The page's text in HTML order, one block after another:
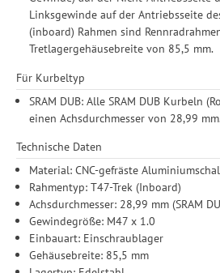
Informationen zu den einzelnen
und der Speicherdauer finden Sie
Einwilligung ist freiwillig, für die
Einwilligung unter Einstellungen
Drittanbieter erteilen und jederzeit für
Linksgewinde auf der Antriebsseite
(inboard) Rahmen sind
Tretlagergehäusebreite von 85,5 mm.
Für Kurbeltyp
SRAM DUB: Alle SRAM DUB Kurbeln
einen Achsdurchmesser von 28,99
Technische Daten
Material: CNC-gefräste
Rahmentyp: T47-Trek (Inboard)
Achsdurchmesser: 28,99 mm (SRAM
Gewindegröße: M47 x 1.0
Einbauart: Einschraublager
Gehäusebreite: 85,5 mm